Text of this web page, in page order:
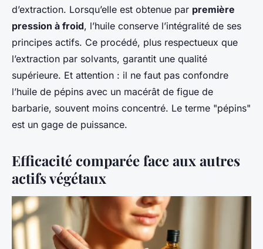
d’extraction. Lorsqu’elle est obtenue par première
pression à froid, l’huile conserve l’intégralité de ses
principes actifs. Ce procédé, plus respectueux que
l’extraction par solvants, garantit une qualité
supérieure. Et attention : il ne faut pas confondre
l’huile de pépins avec un macérât de figue de
barbarie, souvent moins concentré. Le terme "pépins"
est un gage de puissance.
Efficacité comparée face aux autres
actifs végétaux